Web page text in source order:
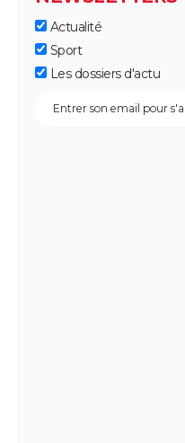
Actualité
Sport
Les dossiers d'actu